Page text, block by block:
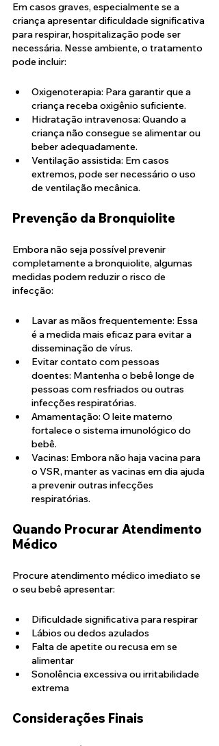
Em casos graves, especialmente se a
criança apresentar dificuldade significativa
para respirar, hospitalização pode ser
necessária. Nesse ambiente, o tratamento
pode incluir:
Oxigenoterapia: Para garantir que a
criança receba oxigênio suficiente.
Hidratação intravenosa: Quando a
criança não consegue se alimentar ou
beber adequadamente.
Ventilação assistida: Em casos
extremos, pode ser necessário o uso
de ventilação mecânica.
Prevenção da Bronquiolite
Embora não seja possível prevenir
completamente a bronquiolite, algumas
medidas podem reduzir o risco de
infecção:
Lavar as mãos frequentemente: Essa
é a medida mais eficaz para evitar a
disseminação de vírus.
Evitar contato com pessoas
doentes: Mantenha o bebê longe de
pessoas com resfriados ou outras
infecções respiratórias.
Amamentação: O leite materno
fortalece o sistema imunológico do
bebê.
Vacinas: Embora não haja vacina para
o VSR, manter as vacinas em dia ajuda
a prevenir outras infecções
respiratórias.
Quando Procurar Atendimento
Médico
Procure atendimento médico imediato se
o seu bebê apresentar:
Dificuldade significativa para respirar
Lábios ou dedos azulados
Falta de apetite ou recusa em se
alimentar
Sonolência excessiva ou irritabilidade
extrema
Considerações Finais